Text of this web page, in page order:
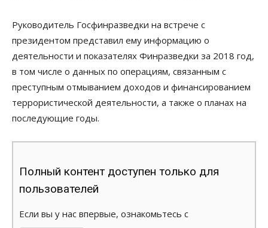
Руководитель Госфинразведки на встрече с
президентом представил ему информацию о
деятельности и показателях Финразведки за 2018 год,
в том числе о данных по операциям, связанным с
преступным отмыванием доходов и финансированием
террористической деятельности, а также о планах на
последующие годы.
Полный контент доступен только для
пользователей
Если вы у нас впервые, ознакомьтесь с